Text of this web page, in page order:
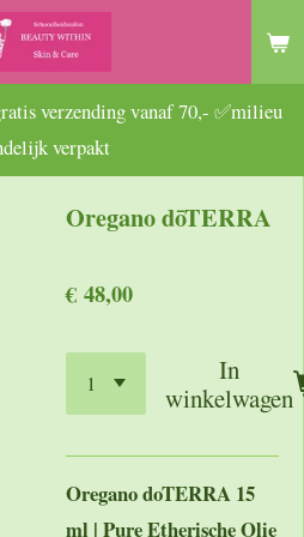
verzending vanaf 70,- ✅milieu
verpakt
Oregano dōTERRA
€ 48,00
In
winkelwagen
Oregano doTERRA 15
ml | Pure Etherische Olie